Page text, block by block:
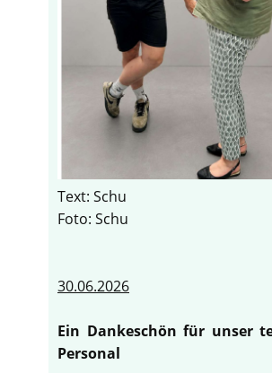
Text: Schu
Foto: Schu
30.06.2026
Ein Dankeschön für unser
Personal